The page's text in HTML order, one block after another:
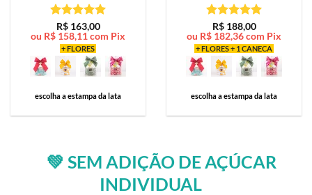
Avaliação5
de 5
R$163,00
ou R$ 158,11 com Pix
+ FLORES
escolha a estampa da lata
Avaliação5
de 5
R$188,00
ou R$ 182,36com Pix
+ FLORES + 1 CANECA
escolha a estampa da lata
💚 SEM ADIÇÃO DE AÇÚCAR
INDIVIDUAL